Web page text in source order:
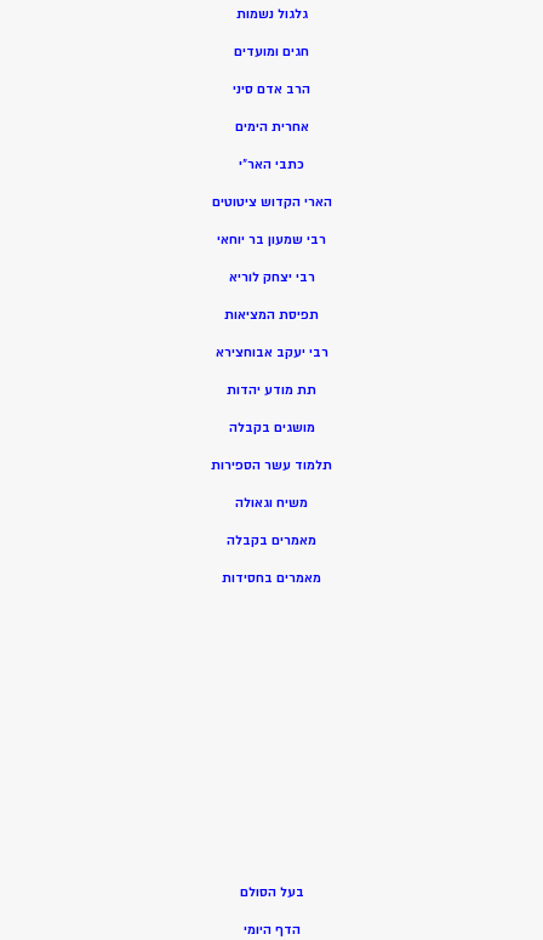
גלגול נשמות
חגים ומועדים
הרב אדם סיני
אחרית הימים
כתבי האר”י
הארי הקדוש ציטוטים
רבי שמעון בר יוחאי
רבי יצחק לוריא
תפיסת המציאות
רבי יעקב אבוחצירא
תת מודע יהדות
מושגים בקבלה
תלמוד עשר הספירות
משיח וגאולה
מאמרים בקבלה
מאמרים בחסידות
בעל הסולם
הדף היומי